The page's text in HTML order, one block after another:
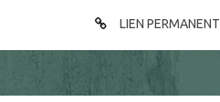
LIEN PERMANENT